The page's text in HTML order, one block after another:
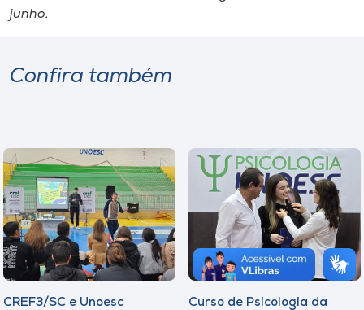
junho.
Confira também
CREF3/SC e Unoesc
Curso de Psicologia da